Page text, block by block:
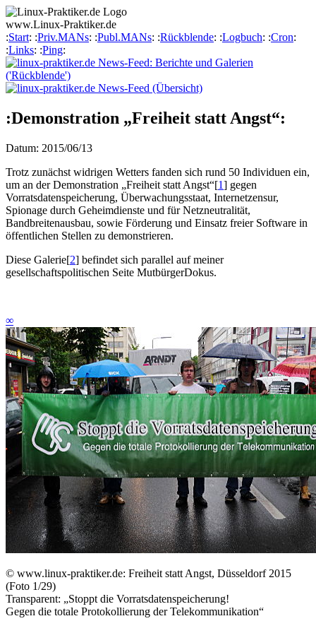
www.Linux-Praktiker.de
:Start: :Priv.MANs: :Publ.MANs: :Rückblende: :Logbuch: :Cron:
:Links: :Ping:
:Demonstration „Freiheit statt Angst“:
Datum: 2015/06/13
Trotz zunächst widrigen Wetters fanden sich rund 50 Individuen ein,
um an der Demonstration „Freiheit statt Angst“[1] gegen
Vorratsdatenspeicherung, Überwachungsstaat, Internetzensur,
Spionage durch Geheimdienste und für Netzneutralität,
Bandbreitenausbau, sowie Förderung und Einsatz freier Software in
öffentlichen Stellen zu demonstrieren.
Diese Galerie[2] befindet sich parallel auf meiner
gesellschaftspolitischen Seite MutbürgerDokus.
∞
© www.linux-praktiker.de: Freiheit statt Angst, Düsseldorf 2015
(Foto 1/29)
Transparent: „Stoppt die Vorratsdatenspeicherung!
Gegen die totale Protokollierung der Telekommunikation“